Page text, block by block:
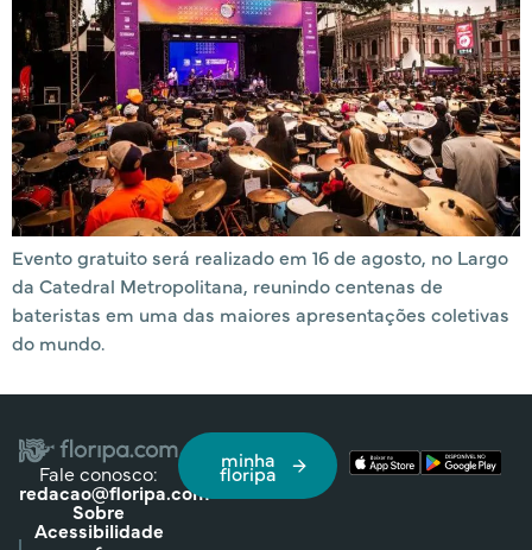
Evento gratuito será realizado em 16 de agosto, no Largo
da Catedral Metropolitana, reunindo centenas de
bateristas em uma das maiores apresentações coletivas
do mundo.
Fale conosco:
redacao@floripa.com
Sobre
Acessibilidade
minha
floripa